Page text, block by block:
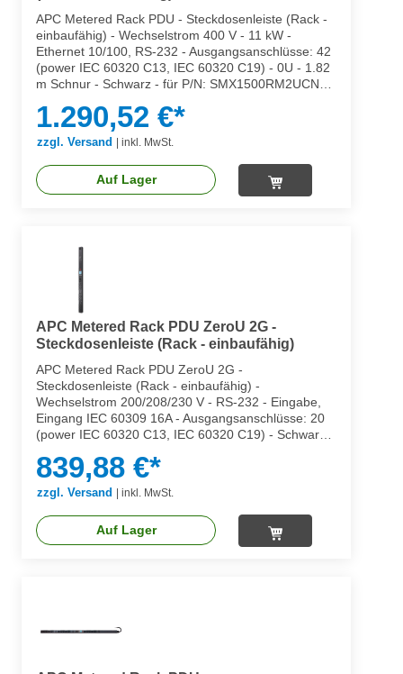
APC Metered Rack PDU - Steckdosenleiste (Rack -
einbaufähig) - Wechselstrom 400 V - 11 kW -
Ethernet 10/100, RS-232 - Ausgangsanschlüsse: 42
(power IEC 60320 C13, IEC 60320 C19) - 0U - 1.82
m Schnur - Schwarz - für P/N: SMX1500RM2UCNC,
SMX750CNC, SMX750CUS
1.290,52 €*
zzgl. Versand inkl. MwSt.
Auf Lager
APC Metered Rack PDU ZeroU 2G -
Steckdosenleiste (Rack - einbaufähig)
APC Metered Rack PDU ZeroU 2G -
Steckdosenleiste (Rack - einbaufähig) -
Wechselstrom 200/208/230 V - RS-232 - Eingabe,
Eingang IEC 60309 16A - Ausgangsanschlüsse: 20
(power IEC 60320 C13, IEC 60320 C19) - Schwarz -
SMX3KR2UNCX145, SMX750C, SMX750CNC,
SMX750CUS
839,88 €*
zzgl. Versand inkl. MwSt.
Auf Lager